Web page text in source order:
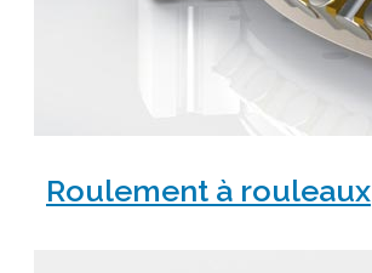
Roulement à rouleaux